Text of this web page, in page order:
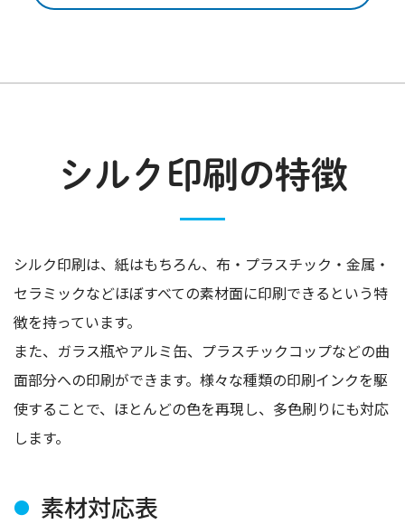
シルク印刷の特徴
シルク印刷は、紙はもちろん、布・プラスチック・金属・
セラミックなどほぼすべての素材面に印刷できるという特
徴を持っています。
また、ガラス瓶やアルミ缶、プラスチックコップなどの曲
面部分への印刷ができます。様々な種類の印刷インクを駆
使することで、ほとんどの色を再現し、多色刷りにも対応
します。
素材対応表